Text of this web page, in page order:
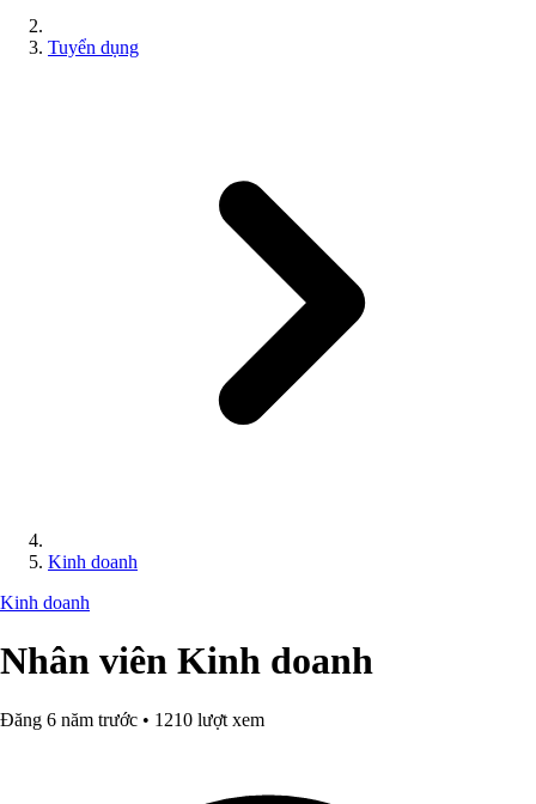
Tuyển dụng
Kinh doanh
Kinh doanh
Nhân viên Kinh doanh
Đăng 6 năm trước • 1210 lượt xem